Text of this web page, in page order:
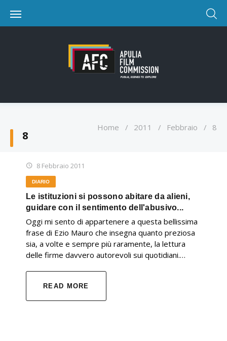
8
Home / 2011 / Febbraio / 8
8 Febbraio 2011
DIARIO
Le istituzioni si possono abitare da alieni,
guidare con il sentimento dell'abusivo...
Oggi mi sento di appartenere a questa bellissima
frase di Ezio Mauro che insegna quanto preziosa
sia, a volte e sempre più raramente, la lettura
delle firme davvero autorevoli sui quotidiani.…
READ MORE